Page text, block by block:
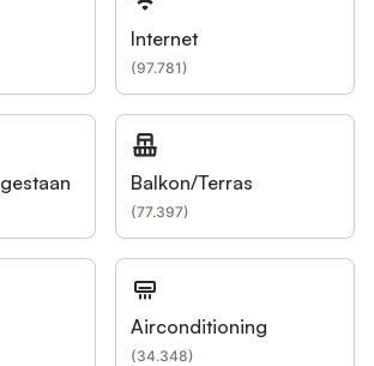
Internet
(97.781)
Balkon/Terras
(77.397)
Airconditioning
(34.348)